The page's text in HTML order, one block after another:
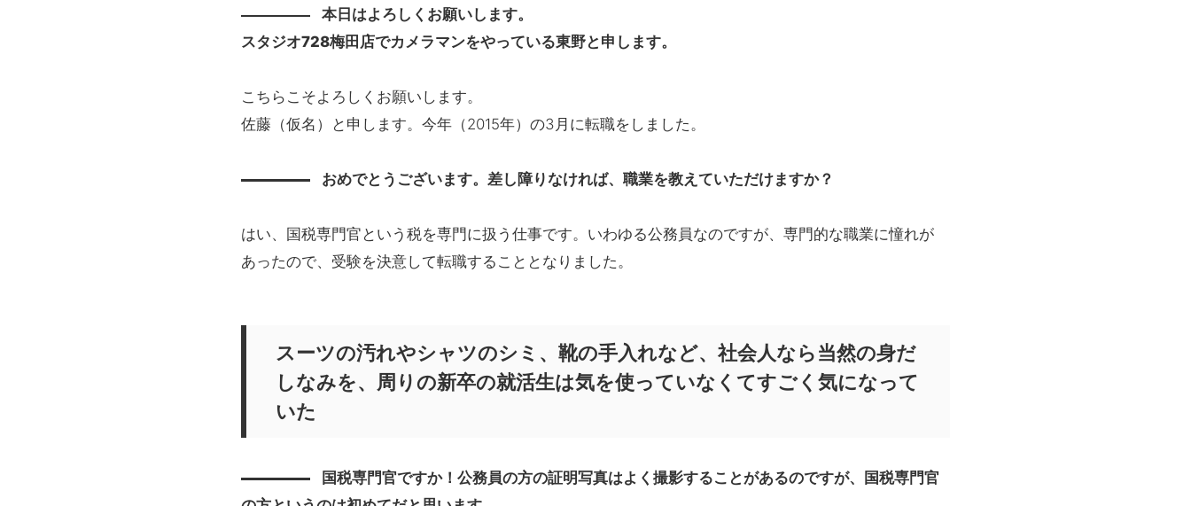
本日はよろしくお願いします。
スタジオ728梅田店でカメラマンをやっている東野と申します。
こちらこそよろしくお願いします。
佐藤（仮名）と申します。今年（2015年）の3月に転職をしました。
おめでとうございます。差し障りなければ、職業を教えていただけますか？
はい、国税専門官という税を専門に扱う仕事です。いわゆる公務員なのですが、専門的な職業に憧れが
あったので、受験を決意して転職することとなりました。
スーツの汚れやシャツのシミ、靴の手入れなど、社会人なら当然の身だ
しなみを、周りの新卒の就活生は気を使っていなくてすごく気になって
いた
国税専門官ですか！公務員の方の証明写真はよく撮影することがあるのですが、国税専門官